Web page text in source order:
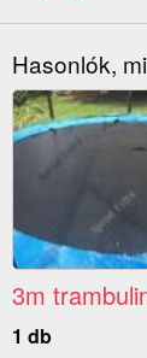
Hasonlók,
3m
1 db